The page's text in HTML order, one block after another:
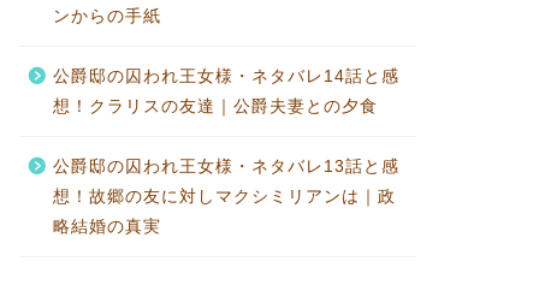
ンからの手紙
公爵邸の囚われ王女様・ネタバレ14話と感
想！クラリスの友達｜公爵夫妻との夕食
公爵邸の囚われ王女様・ネタバレ13話と感
想！故郷の友に対しマクシミリアンは｜政
略結婚の真実